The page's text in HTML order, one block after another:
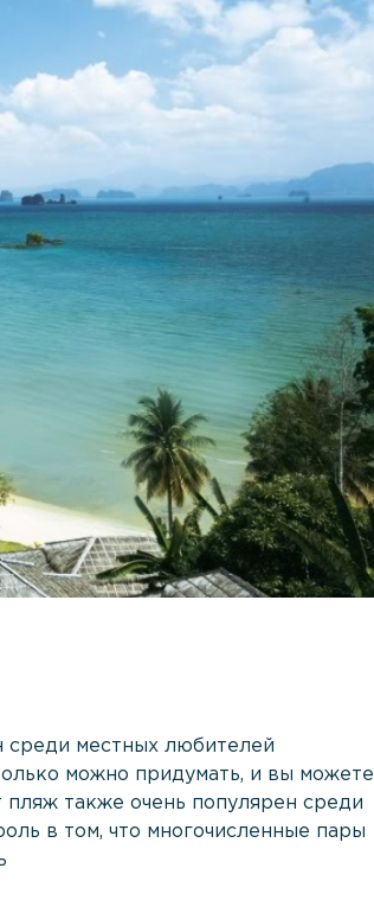
среди местных любителей
можно придумать, и вы можете
также очень популярен среди
в том, что многочисленные пары